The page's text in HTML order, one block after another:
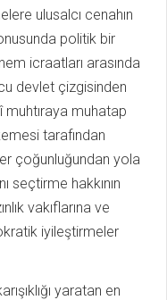
ulusalcı cenahın
politik bir
icraatları arasında
devlet çizgisinden
muhtıraya muhatap
tarafından
çoğunluğundan yola
seçtirme hakkının
vakıflarına ve
iyileştirmeler
yaratan en